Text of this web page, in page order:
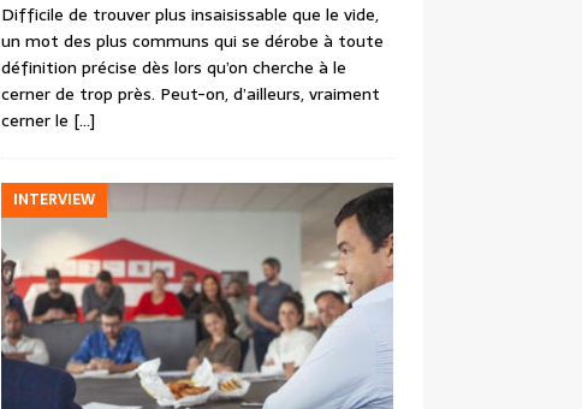
Difficile de trouver plus insaisissable que le vide,
un mot des plus communs qui se dérobe à toute
définition précise dès lors qu’on cherche à le
cerner de trop près. Peut-on, d’ailleurs, vraiment
cerner le […]
INTERVIEW